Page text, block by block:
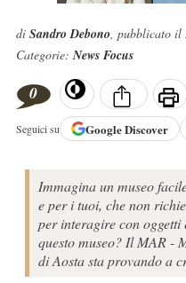
di Sandro Debono, pubblicato il
Categorie:News Focus
0
Seguici su GoogleDiscover
Immagina un museo
e per i tuoi, che non
per interagire con oggetti
questo museo? Il MAR -
di Aosta sta provando a